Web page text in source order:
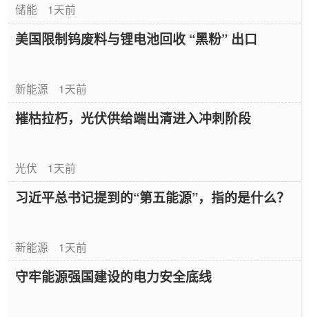
储能 1天前
美国限制钨废料与锂电池回收 “黑粉” 出口
新能源 1天前
摧枯拉朽，光伏供给端出清进入冲刺阶段
光伏 1天前
习近平总书记提到的“第五能源”，指的是什么？
新能源 1天前
守牢能源强国建设的电力安全底线